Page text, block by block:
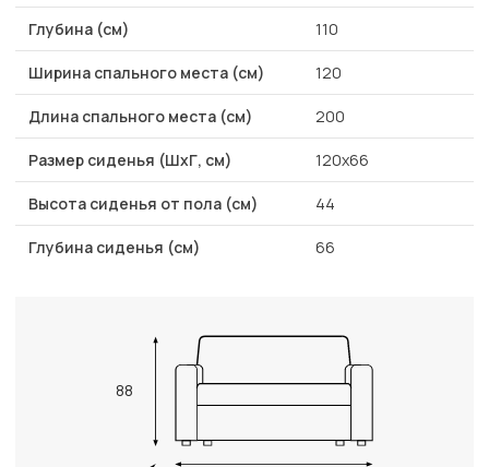
Глубина (см) 110
Ширина спального места (см) 120
Длина спального места (см) 200
Размер сиденья (ШхГ, см) 120х66
Высота сиденья от пола (см) 44
Глубина сиденья (см) 66
88